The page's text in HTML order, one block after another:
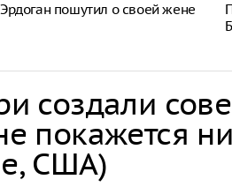
Эрдоган пошутил о своей жене
создали
покажется
США)